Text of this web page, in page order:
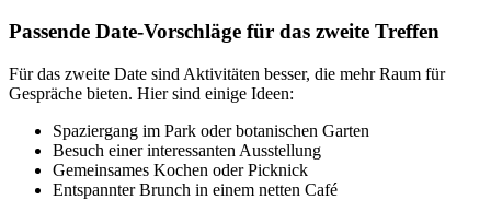
Passende Date-Vorschläge für das zweite Treffen
Für das zweite Date sind Aktivitäten besser, die mehr Raum für
Gespräche bieten. Hier sind einige Ideen:
Spaziergang im Park oder botanischen Garten
Besuch einer interessanten Ausstellung
Gemeinsames Kochen oder Picknick
Entspannter Brunch in einem netten Café